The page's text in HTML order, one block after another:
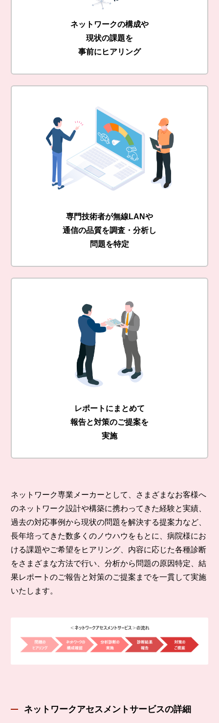
ネットワークの構成や
現状の課題を
事前にヒアリング
専門技術者が無線LANや
通信の品質を調査・分析し
問題を特定
レポートにまとめて
報告と対策のご提案を
実施
ネットワーク専業メーカーとして、さまざまなお客様へ
のネットワーク設計や構築に携わってきた経験と実績、
過去の対応事例から現状の問題を解決する提案力など、
長年培ってきた数多くのノウハウをもとに、病院様にお
ける課題やご希望をヒアリング、内容に応じた各種診断
をさまざまな方法で行い、分析から問題の原因特定、結
果レポートのご報告と対策のご提案までを一貫して実施
いたします。
ネットワークアセスメントサービスの詳細